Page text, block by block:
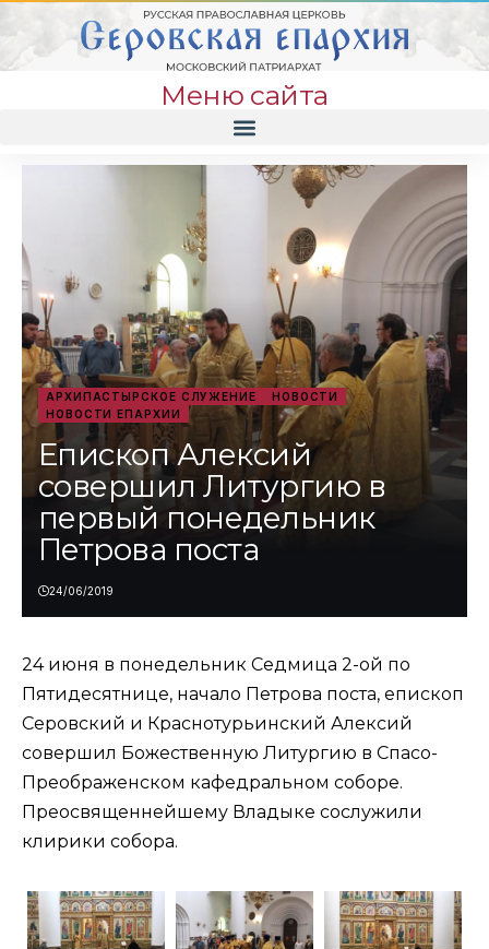
Меню сайта
АРХИПАСТЫРСКОЕ СЛУЖЕНИЕ
НОВОСТИ
НОВОСТИ ЕПАРХИИ
Епископ Алексий
совершил Литургию в
первый понедельник
Петрова поста
24/06/2019
24 июня в понедельник Седмица 2-ой по
Пятидесятнице, начало Петрова поста, епископ
Серовский и Краснотурьинский Алексий
совершил Божественную Литургию в Спасо-
Преображенском кафедральном соборе.
Преосвященнейшему Владыке сослужили
клирики собора.